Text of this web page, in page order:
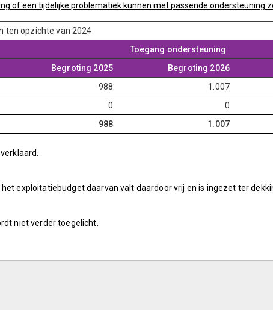
of een tijdelijke problematiek kunnen met passende ondersteuning
ten opzichte van 2024
Toegang ondersteuning
Begroting 2025 Begroting 2026
988 1.007
0 0
988 1.007
exploitatiebudget daarvan valt daardoor vrij en is ingezet ter
niet verder toegelicht.